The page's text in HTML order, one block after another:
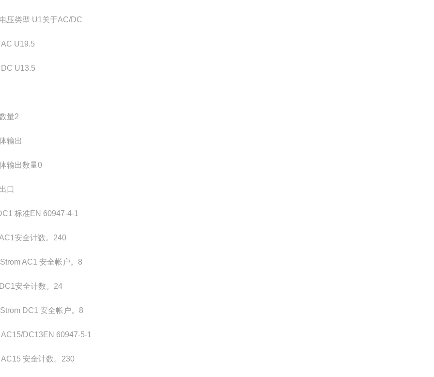
压类型 U1 关于AC/DC
U1 9.5
U1 3.5
量2
输出
输出数量0
口
标准EN 60947-4-1
安全计数。 240
AC1 安全帐户。 8
安全计数。 24
DC1 安全帐户。 8
DC13 EN 60947-5-1
安全计数。 230